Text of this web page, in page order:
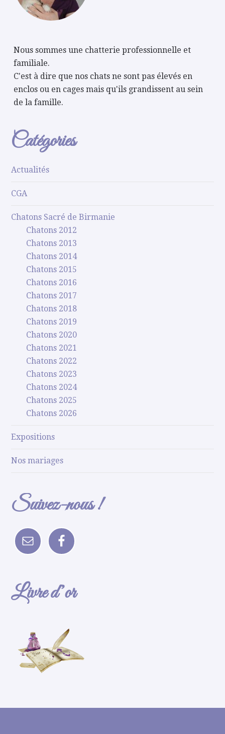
Nous sommes une chatterie professionnelle et
familiale.
C'est à dire que nos chats ne sont pas élevés en
enclos ou en cages mais qu'ils grandissent au sein
de la famille.
Catégories
Actualités
CGA
Chatons Sacré de Birmanie
Chatons 2012
Chatons 2013
Chatons 2014
Chatons 2015
Chatons 2016
Chatons 2017
Chatons 2018
Chatons 2019
Chatons 2020
Chatons 2021
Chatons 2022
Chatons 2023
Chatons 2024
Chatons 2025
Chatons 2026
Expositions
Nos mariages
Suivez-nous !
Livre d’or